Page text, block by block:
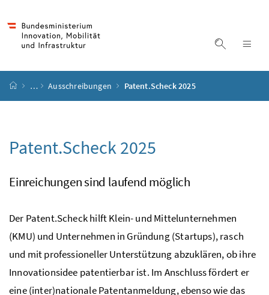
Suche
Startseite
… Ausschreibungen Patent.Scheck 2025
Patent.Scheck 2025
Einreichungen sind laufend möglich
Der Patent.Scheck hilft Klein- und Mittelunternehmen
(KMU) und Unternehmen in Gründung (Startups), rasch
und mit professioneller Unterstützung abzuklären, ob ihre
Innovationsidee patentierbar ist. Im Anschluss fördert er
eine (inter)nationale Patentanmeldung, ebenso wie das